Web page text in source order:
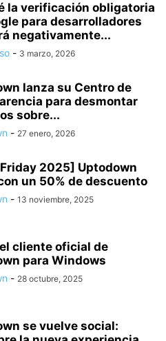
la verificación obligatoria
para desarrolladores
negativamente...
- 3 marzo, 2026
lanza su Centro de
para desmontar
sobre...
- 27 enero, 2026
2025] Uptodown
un 50% de descuento
- 13 noviembre, 2025
cliente oficial de
para Windows
- 28 octubre, 2025
se vuelve social: